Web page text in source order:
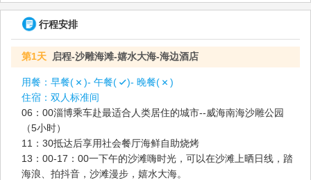
行程安排
第1天 启程-沙雕海滩-嬉水大海-海边酒店
用餐： 早餐( )- 午餐( )- 晚餐(
)
住宿： 双人标准间
06：00淄博乘车赴最适合人类居住的城市--威海南海沙雕公园
（5小时）
11：30抵达后享用社会餐厅海鲜自助烧烤
13：00-17：00一下午的沙滩嗨时光，可以在沙滩上晒日线，踏
海浪、拍抖音，沙滩漫步，嬉水大海。